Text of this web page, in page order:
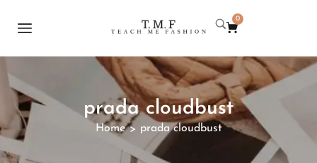
0
prada cloudbust
Home > prada cloudbust